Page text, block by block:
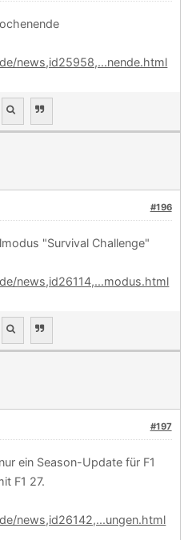
news,id25958,...nende.html
#196
"Survival Challenge"
news,id26114,...modus.html
#197
ein Season-Update für F1
F1 27.
news,id26142,...ungen.html